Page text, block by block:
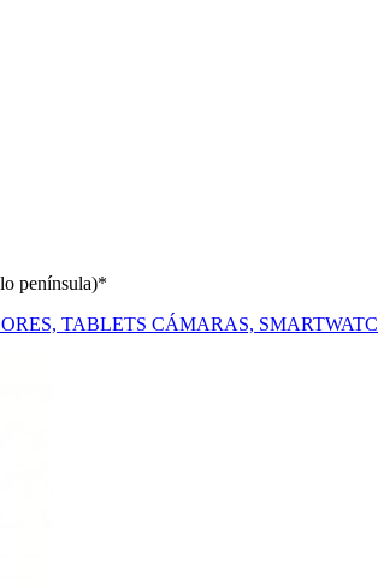
península)*
TABLETS CÁMARAS,